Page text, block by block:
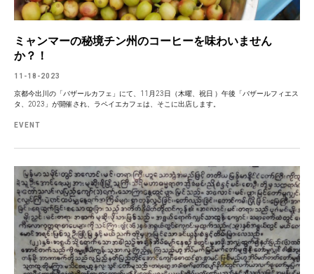
ミャンマーの秘境チン州のコーヒーを味わいません
か？！
11-18-2023
京都今出川の「バザールカフェ」にて、11月23日（木曜、祝日 ）午後「バザールフィエス
タ、2023」が開催され、ラペイエカフェは、そこに出店します。
EVENT